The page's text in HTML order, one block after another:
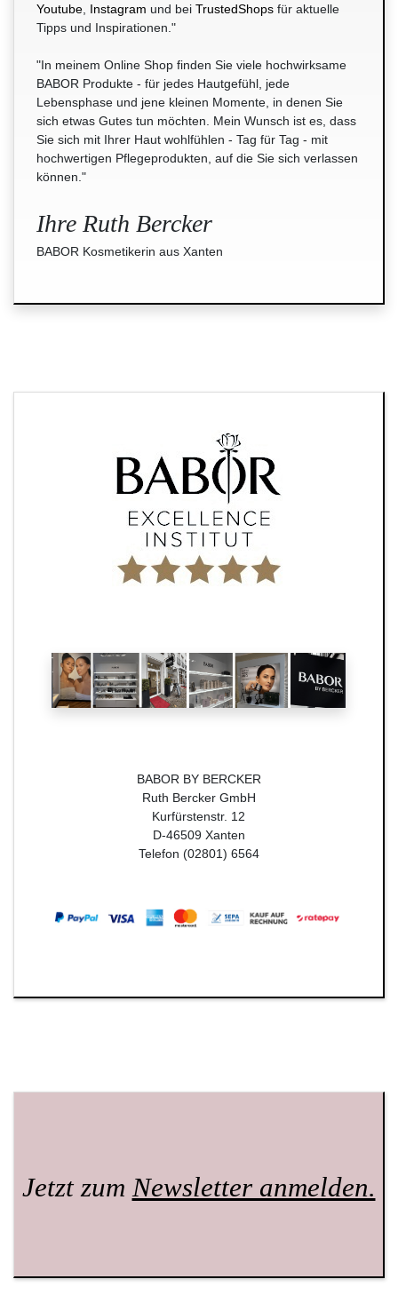
Youtube Instagram und bei TrustedShops für aktuelle
Tipps und Inspirationen."
"In meinem Online Shop finden Sie viele hochwirksame
BABOR Produkte - für jedes Hautgefühl, jede
Lebensphase und jene kleinen Momente, in denen Sie
sich etwas Gutes tun möchten. Mein Wunsch ist es, dass
Sie sich mit Ihrer Haut wohlfühlen - Tag für Tag - mit
hochwertigen Pflegeprodukten, auf die Sie sich verlassen
können."
Ihre Ruth Bercker
BABOR Kosmetikerin aus Xanten
BABOR BY BERCKER
Ruth Bercker GmbH
Kurfürstenstr. 12
D-46509 Xanten
Telefon (02801) 6564
Jetzt zumNewsletter anmelden.